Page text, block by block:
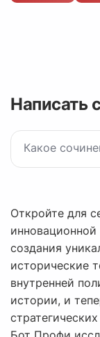
Написать
Откройте для
инновационной
создания
исторические
внутренней
истории, и